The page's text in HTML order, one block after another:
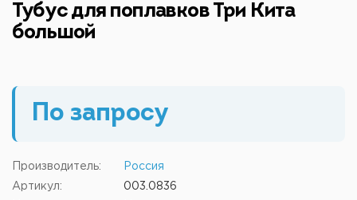
Тубус для поплавков Три Кита
большой
По запросу
Производитель: Россия
Артикул: 003.0836